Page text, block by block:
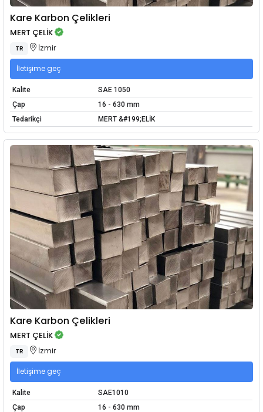
Kare Karbon Çelikleri
MERT ÇELİK
TR İzmir
İletişime geç
Kalite
SAE 1050
Çap
16 - 630 mm
Tedarikçi
MERT &#199;ELİK
Kare Karbon Çelikleri
MERT ÇELİK
TR İzmir
İletişime geç
Kalite
SAE1010
Çap
16 - 630 mm